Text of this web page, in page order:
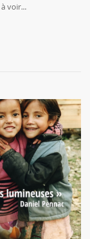
voir...